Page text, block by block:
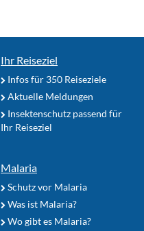
Ihr Reiseziel
Infos für 350 Reiseziele
Aktuelle Meldungen
Insektenschutz passend für
Ihr Reiseziel
Malaria
Schutz vor Malaria
Was ist Malaria?
Wo gibt es Malaria?